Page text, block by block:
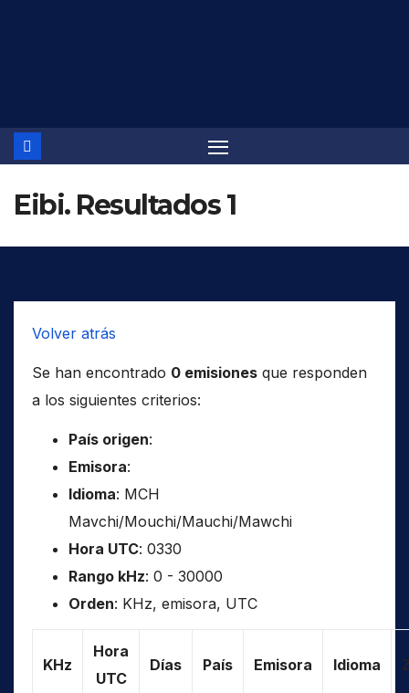
Eibi. Resultados 1
Volver atrás
Se han encontrado 0 emisiones que responden
a los siguientes criterios:
País origen:
Emisora:
Idioma: MCH
Mavchi/Mouchi/Mauchi/Mawchi
Hora UTC: 0330
Rango kHz: 0 - 30000
Orden: KHz, emisora, UTC
KHz
Hora
UTC
Días País Emisora Idioma